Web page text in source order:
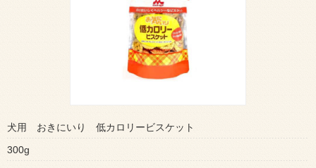
犬用 おきにいり 低カロリービスケット
300g